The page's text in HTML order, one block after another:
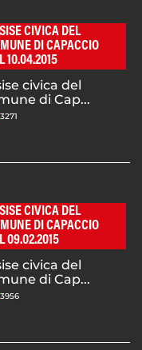
CIVICA DEL
DI CAPACCIO
10.04.2015
civica del
di Cap...
3271
CIVICA DEL
DI CAPACCIO
09.02.2015
civica del
di Cap...
3956